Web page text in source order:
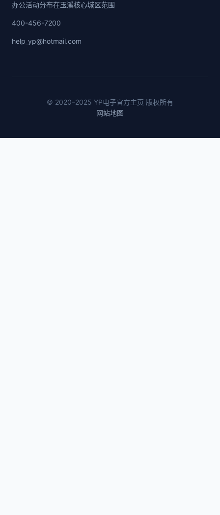
办公活动分布在玉溪核心城区范围
400-456-7200
help_yp@hotmail.com
© 2020–2025 YP电子官方主页 版权所有
网站地图